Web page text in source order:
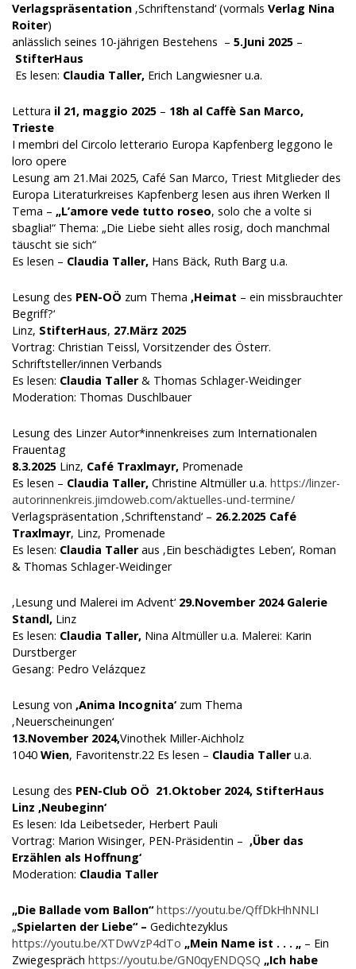
Verlagspräsentation ‚Schriftenstand‘ (vormals Verlag Nina
Roiter)
anlässlich seines 10-jährigen Bestehens – 5.Juni 2025 –
StifterHaus
Es lesen: Claudia Taller, Erich Langwiesner u.a.
Lettura il 21, maggio 2025 – 18h al Caffè San Marco,
Trieste
I membri del Circolo letterario Europa Kapfenberg leggono le
loro opere
Lesung am 21.Mai 2025, Café San Marco, Triest Mitglieder des
Europa Literaturkreises Kapfenberg lesen aus ihren Werken Il
Tema – „L’amore vede tutto roseo, solo che a volte si
sbaglia!“ Thema: „Die Liebe sieht alles rosig, doch manchmal
täuscht sie sich“
Es lesen – Claudia Taller, Hans Bäck, Ruth Barg u.a.
Lesung des PEN-OÖ zum Thema ‚Heimat – ein missbrauchter
Begriff?‘
Linz, StifterHaus, 27.März 2025
Vortrag: Christian Teissl, Vorsitzender des Österr.
Schriftsteller/innen Verbands
Es lesen: Claudia Taller& Thomas Schlager-Weidinger
Moderation: Thomas Duschlbauer
Lesung des Linzer Autor*innenkreises zum Internationalen
Frauentag
8.3.2025 Linz, Café Traxlmayr, Promenade
Es lesen – Claudia Taller, Christine Altmüller u.a. https://linzer-
autorinnenkreis.jimdoweb.com/aktuelles-und-termine/
Verlagspräsentation ‚Schriftenstand‘ – 26.2.2025 Café
Traxlmayr, Linz, Promenade
Es lesen: Claudia Talleraus ‚Ein beschädigtes Leben‘, Roman
& Thomas Schlager-Weidinger
‚Lesung und Malerei im Advent‘ 29.November 2024 Galerie
Standl, Linz
Es lesen: Claudia Taller, Nina Altmüller u.a. Malerei: Karin
Durstberger
Gesang: Pedro Velázquez
Lesung von ‚Anima Incognita‘ zum Thema
‚Neuerscheinungen‘
13.November 2024,Vinothek Miller-Aichholz
1040 Wien, Favoritenstr.22 Es lesen – Claudia Talleru.a.
Lesung des PEN-Club OÖ 21.Oktober 2024, StifterHaus
Linz ‚Neubeginn‘
Es lesen: Ida Leibetseder, Herbert Pauli
Vortrag: Marion Wisinger, PEN-Präsidentin – ‚Über das
Erzählen als Hoffnung‘
Moderation: Claudia Taller
„Die Ballade vom Ballon“ https://youtu.be/QffDkHhNNLI
„Spielarten der Liebe“ – Gedichtezyklus
https://youtu.be/XTDwVzP4dTo „Mein Name ist . . . „ – Ein
Zwiegespräch https://youtu.be/GN0qyENDQSQ „Ich habe